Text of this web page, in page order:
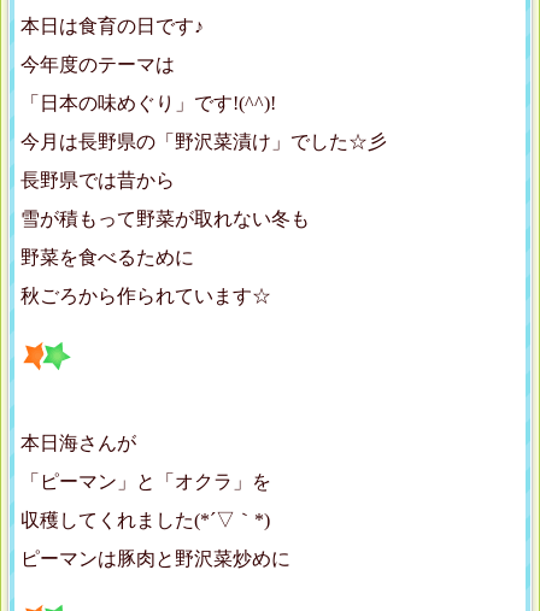
本日は食育の日です♪
今年度のテーマは
「日本の味めぐり」です!(^^)!
今月は長野県の「野沢菜漬け」でした☆彡
長野県では昔から
雪が積もって野菜が取れない冬も
野菜を食べるために
秋ごろから作られています☆
本日海さんが
「ピーマン」と「オクラ」を
収穫してくれました(*´▽｀*)
ピーマンは豚肉と野沢菜炒めに